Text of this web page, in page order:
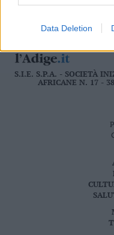
Data Deletion
Adige
–
Südtirol
S.I.E. S.P.A. - SOCIETÀ
AFRICANE N. 17 -